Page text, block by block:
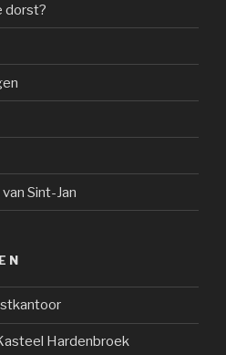
dorst?
Sint-Jan
Hardenbroek